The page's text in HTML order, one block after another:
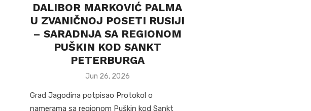
DALIBOR MARKOVIĆ PALMA
U ZVANIČNOJ POSETI RUSIJI
– SARADNJA SA REGIONOM
PUŠKIN KOD SANKT
PETERBURGA
Posted
Jun 26, 2026
Grad Jagodina potpisao Protokol o
namerama sa regionom Puškin kod Sankt